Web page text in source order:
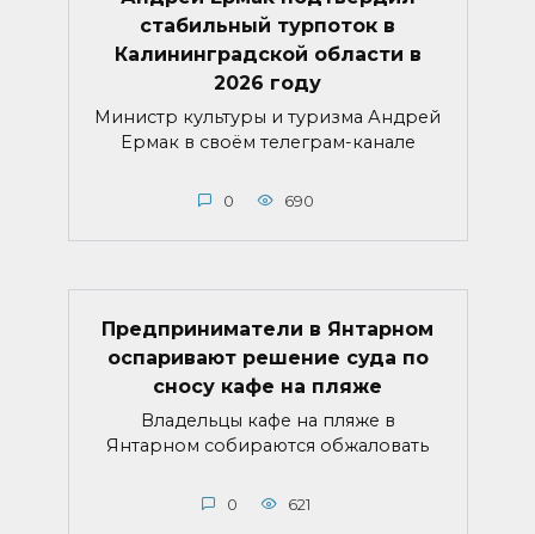
стабильный турпоток в
Калининградской области в
2026 году
Министр культуры и туризма Андрей
Ермак в своём телеграм-канале
0 690
Предприниматели в Янтарном
оспаривают решение суда по
сносу кафе на пляже
Владельцы кафе на пляже в
Янтарном собираются обжаловать
0 621